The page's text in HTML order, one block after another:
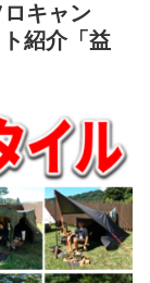
キャン
紹介「益